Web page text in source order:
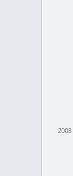
2008